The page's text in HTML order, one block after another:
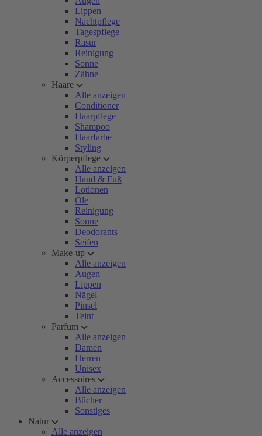
Lippen
Nachtpflege
Tagespflege
Rasur
Reinigung
Sonne
Zähne
Haare
Alle anzeigen
Conditioner
Haarpflege
Shampoo
Haarfarbe
Styling
Körperpflege
Alle anzeigen
Hand & Fuß
Lotionen
Öle
Reinigung
Sonne
Deodorants
Seifen
Make-up
Alle anzeigen
Augen
Lippen
Nägel
Pinsel
Teint
Parfum
Alle anzeigen
Damen
Herren
Unisex
Accessoires
Alle anzeigen
Bücher
Sonstiges
Natur
Alle anzeigen